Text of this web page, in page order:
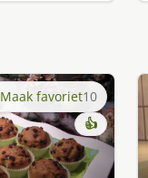
Maak favoriet10
👍